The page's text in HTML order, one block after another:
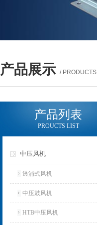
产品展示 / PRODUCTS
产品列表
PROUCTS LIST
中压风机
透浦式风机
中压鼓风机
HTB中压风机